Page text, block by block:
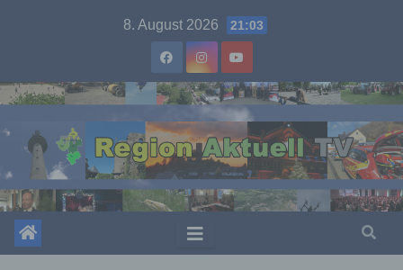
8. August 2026 21:03